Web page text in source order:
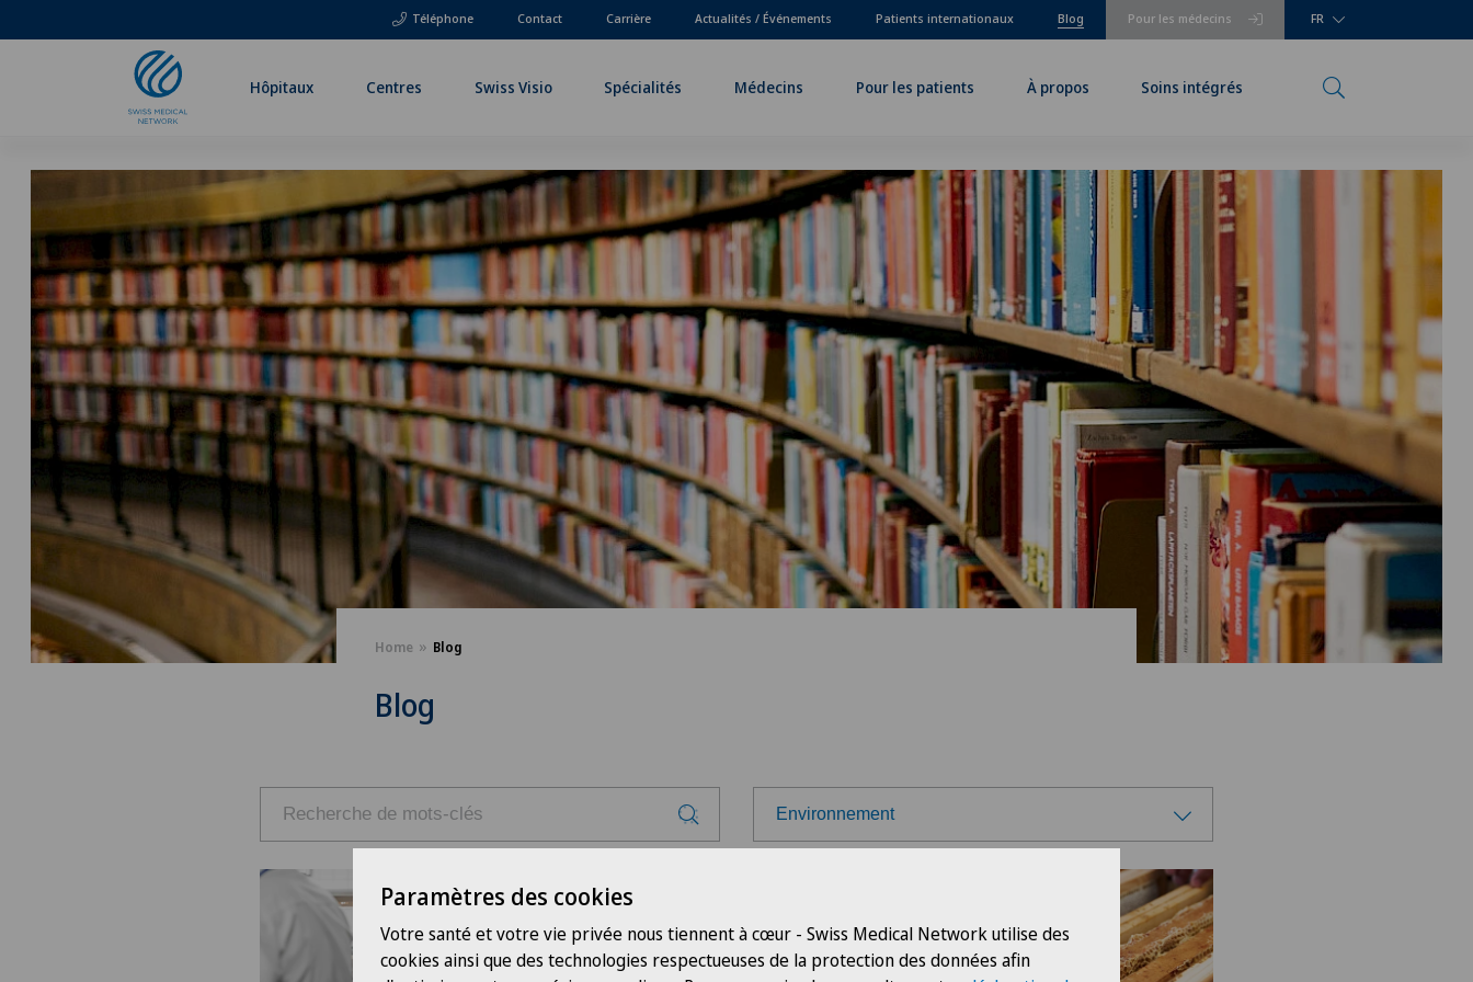
Téléphone Pour les médecins
Contact Carrière Actualités / Événements Patients internationaux Blog FR
Hôpitaux Centres Swiss Visio Spécialités Médecins Pour les patients À propos Soins intégrés
Home Blog
Blog
Environnement
Santé
Paramètres des cookies
Votre santé et votre vie privée nous tiennent à cœur - Swiss Medical Network utilise des
cookies ainsi que des technologies respectueuses de la protection des données afin